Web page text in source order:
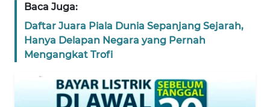
Baca Juga:
Daftar Juara Piala Dunia Sepanjang Sejarah,
Hanya Delapan Negara yang Pernah
Mengangkat Trofi
DISCLAIMER
Wahana